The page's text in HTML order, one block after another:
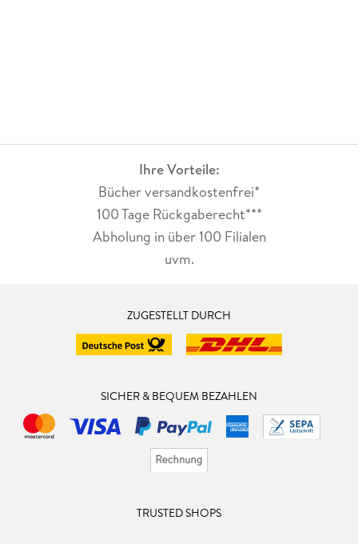
Ihre Vorteile:
Bücher versandkostenfrei*
100 Tage Rückgaberecht***
Abholung in über 100 Filialen
uvm.
ZUGESTELLT DURCH
SICHER & BEQUEM BEZAHLEN
TRUSTED SHOPS